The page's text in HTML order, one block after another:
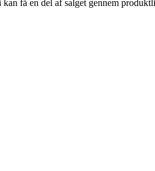
få en del af salget gennem